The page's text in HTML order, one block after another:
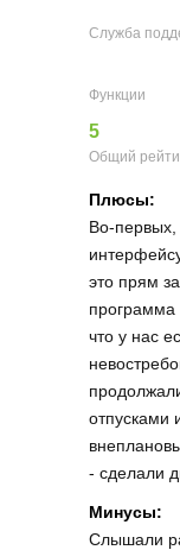
Служба
Функции
5
Общий
Плюсы:
Во-первых,
это прям
программа
что у нас
отпусками
- сделали
Минусы:
Слышали